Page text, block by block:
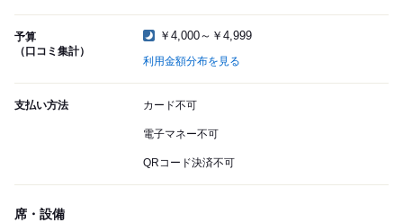
予算
（口コミ集計）
￥4,000～￥4,999
利用金額分布を見る
支払い方法 カード不可
電子マネー不可
QRコード決済不可
席・設備